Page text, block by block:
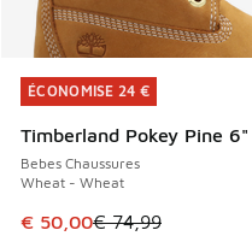
ÉCONOMISE 24 €
Timberland Pokey Pine 6"
Bebes Chaussures
Wheat - Wheat
Cet article est en
€ 50,00€ 74,99
ÉCONOMISE 24 €